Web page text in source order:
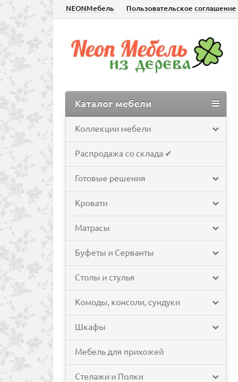
NEONМебель Пользовательское соглашение
Каталог мебели
Коллекции мебели
Распродажа со склада ✔
Готовые решения
Кровати
Матрасы
Буфеты и Серванты
Столы и стулья
Комоды, консоли, сундуки
Шкафы
Мебель для прихожей
Стелажи и Полки